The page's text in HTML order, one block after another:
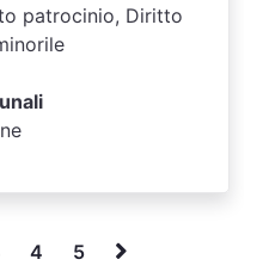
patrocinio, Diritto
4
5